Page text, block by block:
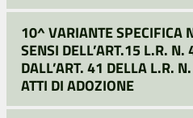
10^ VARIANTE SPECIFICA
SENSI DELL’ART.15 L.R.
DALL’ART. 41 DELLA L.R.
ATTI DI ADOZIONE